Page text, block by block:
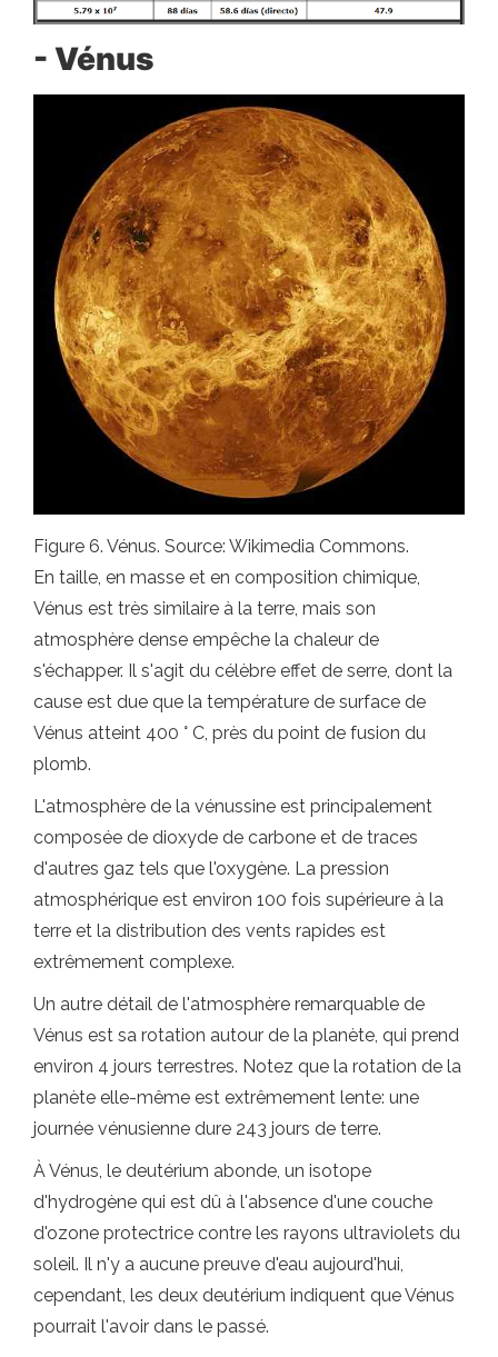
- Vénus
Figure 6. Vénus. Source: Wikimedia Commons.
En taille, en masse et en composition chimique,
Vénus est très similaire à la terre, mais son
atmosphère dense empêche la chaleur de
s'échapper. Il s'agit du célèbre effet de serre, dont la
cause est due que la température de surface de
Vénus atteint 400 ° C, près du point de fusion du
plomb.
L'atmosphère de la vénussine est principalement
composée de dioxyde de carbone et de traces
d'autres gaz tels que l'oxygène. La pression
atmosphérique est environ 100 fois supérieure à la
terre et la distribution des vents rapides est
extrêmement complexe.
Un autre détail de l'atmosphère remarquable de
Vénus est sa rotation autour de la planète, qui prend
environ 4 jours terrestres. Notez que la rotation de la
planète elle-même est extrêmement lente: une
journée vénusienne dure 243 jours de terre.
À Vénus, le deutérium abonde, un isotope
d'hydrogène qui est dû à l'absence d'une couche
d'ozone protectrice contre les rayons ultraviolets du
soleil. Il n'y a aucune preuve d'eau aujourd'hui,
cependant, les deux deutérium indiquent que Vénus
pourrait l'avoir dans le passé.